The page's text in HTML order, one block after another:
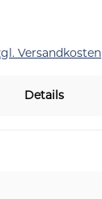
Versandkosten
Details